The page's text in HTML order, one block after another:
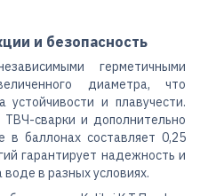
и безопасность
герметичными
диаметра, что
устойчивости и плавучести.
сварки и дополнительно
баллонах составляет 0,25
гарантирует надежность и
в разных условиях.